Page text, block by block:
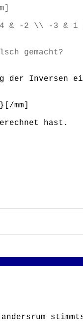
4 & -2 \\ -3 &
gemacht?
der Inversen
mm]
hast.